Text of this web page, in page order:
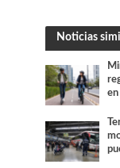
Noticias
en